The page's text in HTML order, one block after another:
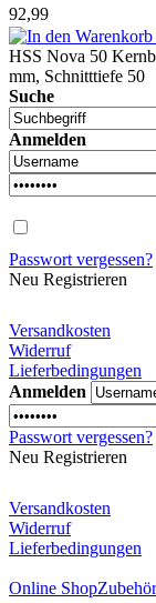
92,99
HSS Nova 50
mm, Schnitttiefe 50
Suche
Anmelden
Passwort vergessen?
Neu Registrieren
Versandkosten
Widerruf
Lieferbedingungen
Anmelden
Passwort vergessen?
Neu Registrieren
Versandkosten
Widerruf
Lieferbedingungen
Online Shop